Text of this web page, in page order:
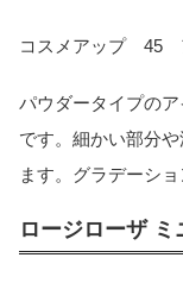
コスメアップ 45
パウダータイプの
です。細かい部分
ます。グラデーシ
ロージローザ